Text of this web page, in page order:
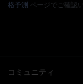
格予測 ページでご確認
コミュニティ